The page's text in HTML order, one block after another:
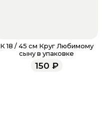
К 18 / 45 см Круг Любимому
сыну в упаковке
150 ₽